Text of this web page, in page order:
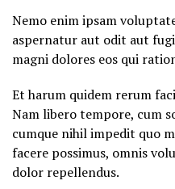
Nemo enim ipsam
aspernatur aut odit aut
magni dolores eos qui
Et harum quidem rerum
Nam libero tempore, cum
cumque nihil impedit quo
facere possimus, omnis
dolor repellendus.